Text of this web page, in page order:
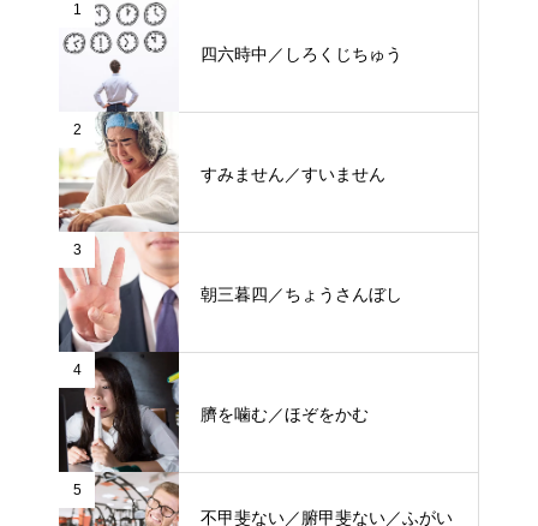
1
四六時中／しろくじちゅう
2
すみません／すいません
3
朝三暮四／ちょうさんぼし
4
臍を噛む／ほぞをかむ
5
不甲斐ない／腑甲斐ない／ふがい